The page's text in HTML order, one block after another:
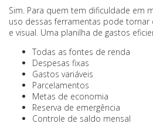
Sim. Para quem tem dificuldade em
uso dessas ferramentas pode
e visual. Uma planilha de gastos
Todas as fontes de renda
Despesas fixas
Gastos variáveis
Parcelamentos
Metas de economia
Reserva de emergência
Controle de saldo mensal